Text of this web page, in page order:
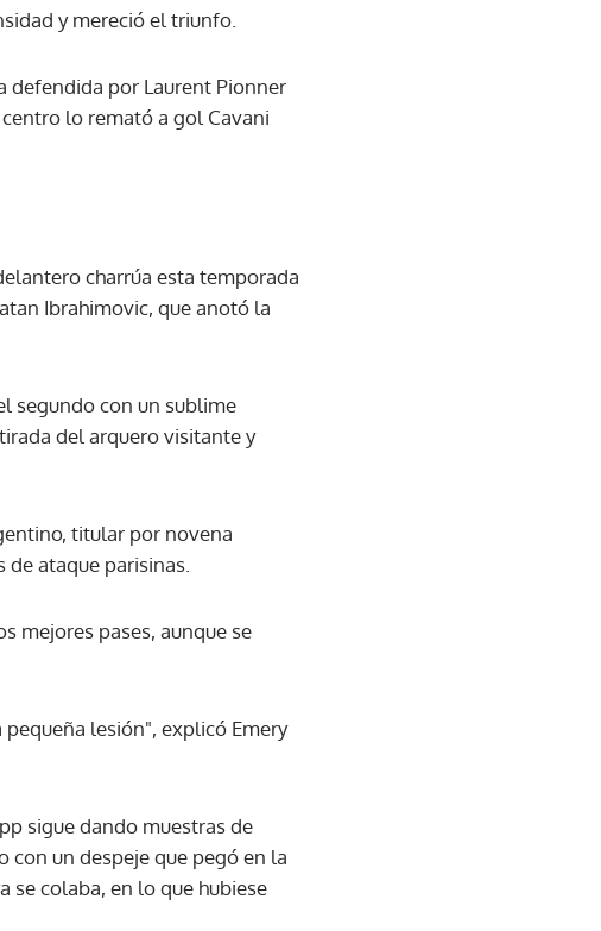
y mereció el triunfo.
defendida por Laurent Pionner
lo remató a gol Cavani
charrúa esta temporada
Ibrahimovic, que anotó la
segundo con un sublime
del arquero visitante y
titular por novena
ataque parisinas.
mejores pases, aunque se
lesión", explicó Emery
sigue dando muestras de
un despeje que pegó en la
se colaba, en lo que hubiese